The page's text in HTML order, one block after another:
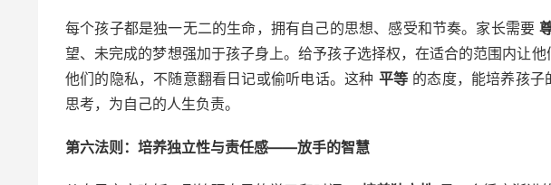
每个孩子都是独一无二的生命，拥有自己的思想、感受和节奏。家长需要
望、未完成的梦想强加于孩子身上。给予孩子选择权，在适合的范围内让
他们的隐私，不随意翻看日记或偷听电话。这种 平等 的态度，能培养孩子
思考，为自己的人生负责。
第六法则：培养独立性与责任感——放手的智慧